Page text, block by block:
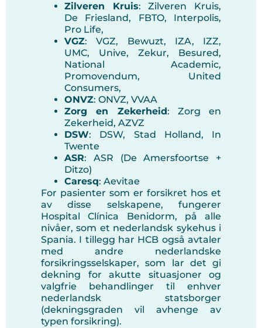
Zilveren Kruis: Zilveren Kruis,
De Friesland, FBTO, Interpolis,
Pro Life,
VGZ: VGZ, Bewuzt, IZA, IZZ,
UMC, Unive, Zekur, Besured,
National Academic,
Promovendum, United
Consumers,
ONVZ: ONVZ, VVAA
Zorg en Zekerheid: Zorg en
Zekerheid, AZVZ
DSW: DSW, Stad Holland, In
Twente
ASR: ASR (De Amersfoortse +
Ditzo)
Caresq: Aevitae
For pasienter som er forsikret hos et
av disse selskapene, fungerer
Hospital Clínica Benidorm, på alle
nivåer, som et nederlandsk sykehus i
Spania. I tillegg har HCB også avtaler
med andre nederlandske
forsikringsselskaper, som lar det gi
dekning for akutte situasjoner og
valgfrie behandlinger til enhver
nederlandsk statsborger
(dekningsgraden vil avhenge av
typen forsikring).